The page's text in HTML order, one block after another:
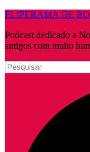
FLIPERAMA DE
Podcast dedicado a
antigos com muito